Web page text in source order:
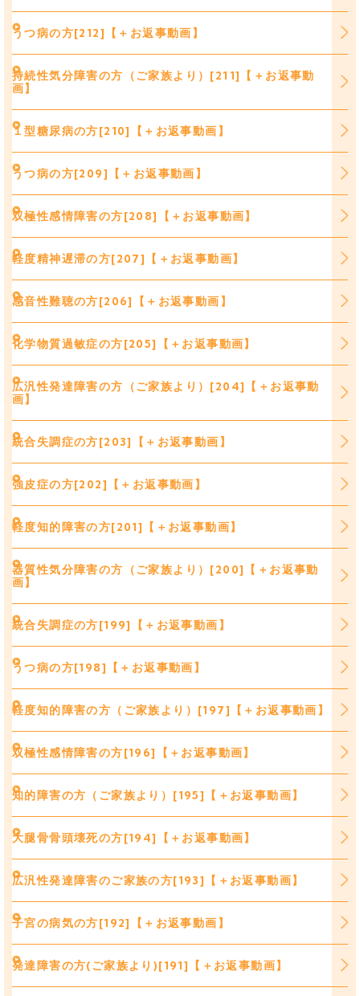
うつ病の方[212]【＋お返事動画】
持続性気分障害の方（ご家族より）[211]【＋お返事動
画】
１型糖尿病の方[210]【＋お返事動画】
うつ病の方[209]【＋お返事動画】
双極性感情障害の方[208]【＋お返事動画】
軽度精神遅滞の方[207]【＋お返事動画】
感音性難聴の方[206]【＋お返事動画】
化学物質過敏症の方[205]【＋お返事動画】
広汎性発達障害の方（ご家族より）[204]【＋お返事動
画】
統合失調症の方[203]【＋お返事動画】
強皮症の方[202]【＋お返事動画】
軽度知的障害の方[201]【＋お返事動画】
器質性気分障害の方（ご家族より）[200]【＋お返事動
画】
統合失調症の方[199]【＋お返事動画】
うつ病の方[198]【＋お返事動画】
軽度知的障害の方（ご家族より）[197]【＋お返事動画】
双極性感情障害の方[196]【＋お返事動画】
知的障害の方（ご家族より）[195]【＋お返事動画】
大腿骨骨頭壊死の方[194]【＋お返事動画】
広汎性発達障害のご家族の方[193]【＋お返事動画】
子宮の病気の方[192]【＋お返事動画】
発達障害の方(ご家族より)[191]【＋お返事動画】